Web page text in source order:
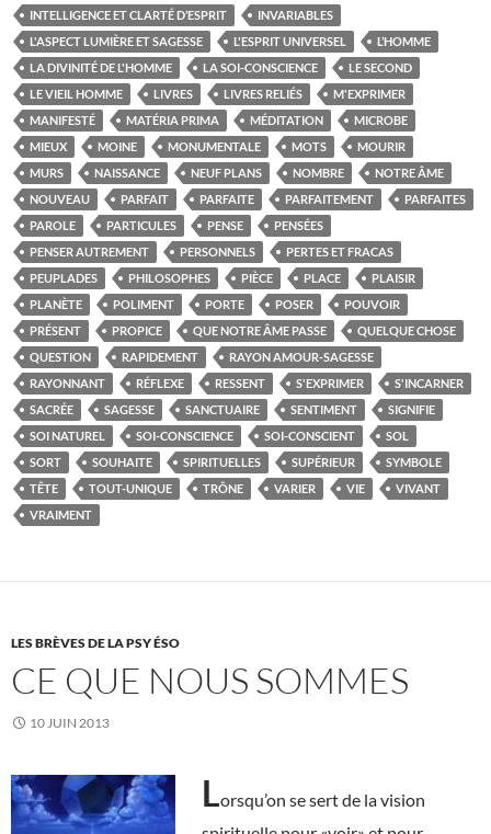
INTELLIGENCE ET CLARTÉ D’ESPRIT
INVARIABLES
L'ASPECT LUMIÈRE ET SAGESSE
L'ESPRIT UNIVERSEL
L’HOMME
LA DIVINITÉ DE L'HOMME
LA SOI-CONSCIENCE
LE SECOND
LE VIEIL HOMME
LIVRES LIVRES RELIÉS
M'EXPRIMER
MANIFESTÉ
MATÉRIA PRIMA MÉDITATION
MICROBE
MIEUX
MOINE MONUMENTALE MOTS
MOURIR
MURS
NAISSANCE NEUF PLANS NOMBRE
NOTRE ÂME
NOUVEAU
PARFAIT PARFAITE PARFAITEMENT
PARFAITES
PAROLE
PARTICULES PENSE
PENSÉES
PENSER AUTREMENT
PERSONNELS
PERTES ET FRACAS
PEUPLADES
PHILOSOPHES PIÈCE PLACE
PLAISIR
PLANÈTE
POLIMENT PORTE POSER
POUVOIR
PRÉSENT
PROPICE QUE NOTRE ÂME PASSE
QUELQUE CHOSE
QUESTION
RAPIDEMENT
RAYON AMOUR-SAGESSE
RAYONNANT
RÉFLEXE RESSENT S'EXPRIMER
S'INCARNER
SACRÉE
SAGESSE SANCTUAIRE SENTIMENT
SIGNIFIE
SOI NATUREL
SOI-CONSCIENCE SOI-CONSCIENT
SOL
SORT
SOUHAITE SPIRITUELLES SUPÉRIEUR
SYMBOLE
TÊTE
TOUT-UNIQUE TRÔNE VARIER VIE
VIVANT
VRAIMENT
LES BRÈVES DE LA PSY ÉSO
CE QUE NOUS SOMMES
10 JUIN 2013
Lorsqu’on se sert de la vision